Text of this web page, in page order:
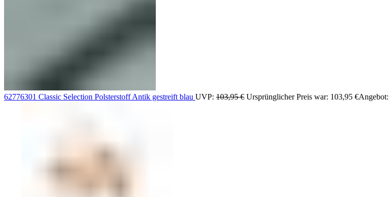
62776301 Classic Selection Polsterstoff Antik gestreift blau UVP: 103,95€ Ursprünglicher Preis war: 103,95 €Angebot: